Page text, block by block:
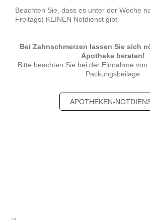
Beachten Sie, dass es unter der Woche
Freitags) KEINEN Notdienst gibt
Bei Zahnschmerzen lassen Sie sich
Apotheke beraten!
Bitte beachten Sie bei der Einnahme
Packungsbeilage
APOTHEKEN-